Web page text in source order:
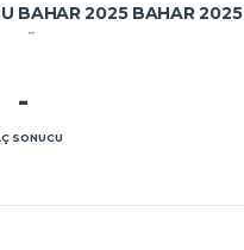
BAHAR 2025 BAHAR 2025
-
SONUCU